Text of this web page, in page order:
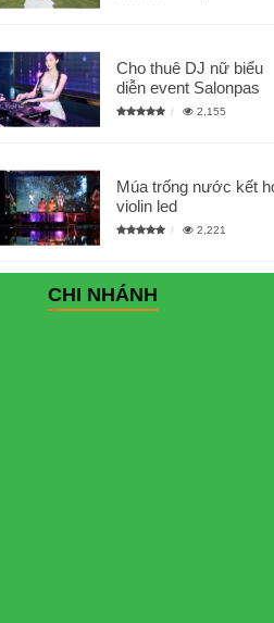
Cho thuê DJ nữ biểu
diễn event Salonpas
2,155
Múa trống nước kết
violin led
2,221
CHI NHÁNH